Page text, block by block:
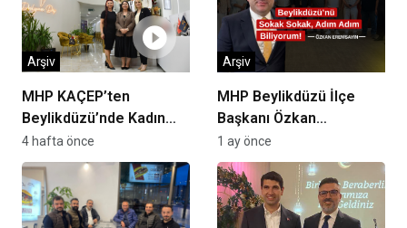
MHP KAÇEP’ten
Beylikdüzü’nde Kadın
Girişimcilere Destek
Çıkarması
Arşiv
4 hafta önce
MHP Beylikdüzü İlçe
Başkanı Özkan
Eremsayın “Yerel Basın,
Beylikdüzü’nün Ortak
Sesidir”
Arşiv
1 ay önce